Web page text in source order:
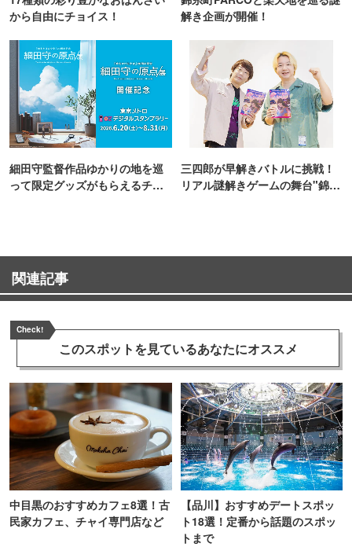
から自由にチョイス！
解き企画が開催！
細田守監督作品ゆかりの地を巡
って限定グッズがもらえるチャ
三四郎が早解きバトルに挑戦！
リアル謎解きゲームの舞台"錦糸
関連記事
Check!
このスポットを見ているあなたにオススメ
中目黒のおすすめカフェ8選！古
民家カフェ、チャイ専門店など
【品川】おすすめデートスポッ
ト18選！定番から話題のスポッ
トまで